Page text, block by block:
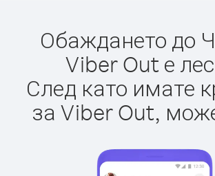
Обаждането до
Viber Out е
След като имате
за Viber Out,